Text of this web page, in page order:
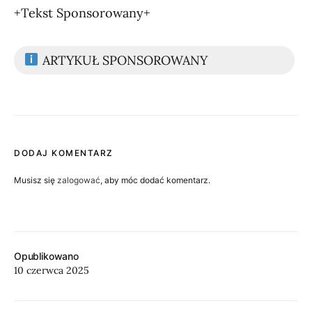
Opublikowano
10 czerwca 2025
+Tekst Sponsorowany+
ARTYKUŁ SPONSOROWANY
DODAJ KOMENTARZ
Musisz się zalogować, aby móc dodać komentarz.